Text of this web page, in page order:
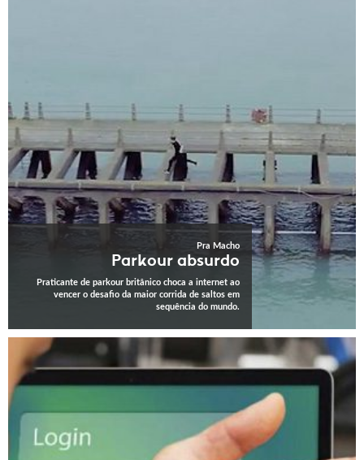
Pra Macho
Parkour absurdo
Praticante de parkour britânico choca a internet ao
vencer o desafio da maior corrida de saltos em
sequência do mundo.